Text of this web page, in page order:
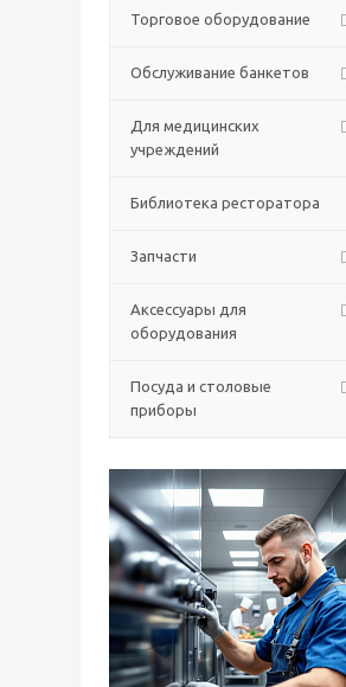
Торговое оборудование
Обслуживание банкетов
Для медицинских
учреждений
Библиотека ресторатора
Запчасти
Аксессуары для
оборудования
Посуда и столовые
приборы